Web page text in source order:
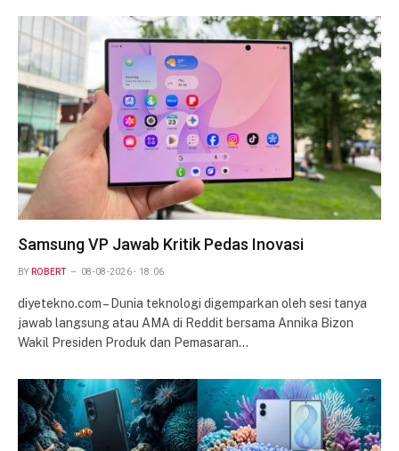
Samsung VP Jawab Kritik Pedas Inovasi
BY ROBERT 08-08-2026 - 18.06
diyetekno.com – Dunia teknologi digemparkan oleh sesi tanya
jawab langsung atau AMA di Reddit bersama Annika Bizon
Wakil Presiden Produk dan Pemasaran…